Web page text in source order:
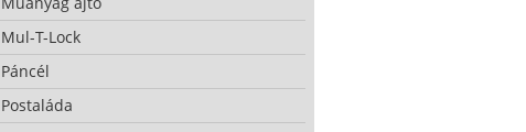
Mul-T-Lock
Páncél
Postaláda